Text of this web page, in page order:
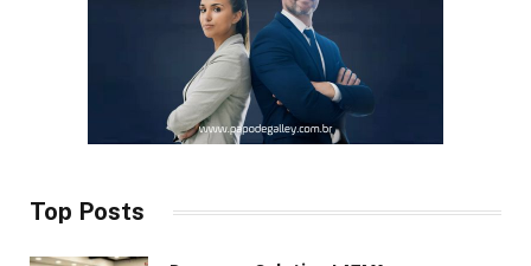
Top Posts